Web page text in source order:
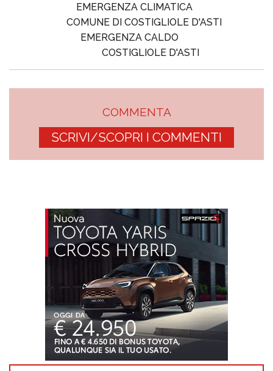
EMERGENZA CLIMATICA
COMUNE DI COSTIGLIOLE D'ASTI
EMERGENZA CALDO
COSTIGLIOLE D'ASTI
COMMENTA
SCRIVI/SCOPRI I COMMENTI